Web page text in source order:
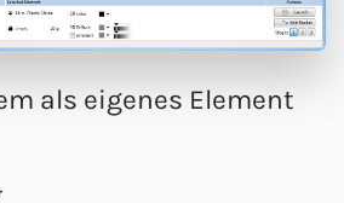
als eigenes Element